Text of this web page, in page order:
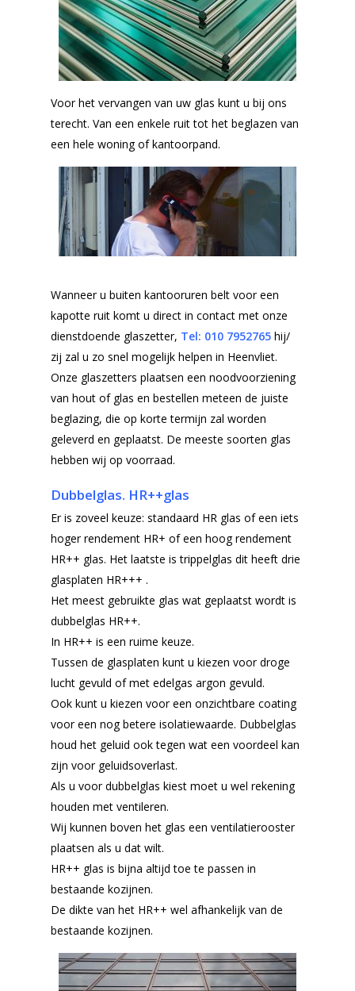
Voor het vervangen van uw glas kunt u bij ons
terecht. Van een enkele ruit tot het beglazen van
een hele woning of kantoorpand.
Wanneer u buiten kantooruren belt voor een
kapotte ruit komt u direct in contact met onze
dienstdoende glaszetter, Tel: 010 7952765 hij/
zij zal u zo snel mogelijk helpen in Heenvliet.
Onze glaszetters plaatsen een noodvoorziening
van hout of glas en bestellen meteen de juiste
beglazing, die op korte termijn zal worden
geleverd en geplaatst. De meeste soorten glas
hebben wij op voorraad.
Dubbelglas. HR++glas
Er is zoveel keuze: standaard HR glas of een iets
hoger rendement HR+ of een hoog rendement
HR++ glas. Het laatste is trippelglas dit heeft drie
glasplaten HR+++ .
Het meest gebruikte glas wat geplaatst wordt is
dubbelglas HR++.
In HR++ is een ruime keuze.
Tussen de glasplaten kunt u kiezen voor droge
lucht gevuld of met edelgas argon gevuld.
Ook kunt u kiezen voor een onzichtbare coating
voor een nog betere isolatiewaarde. Dubbelglas
houd het geluid ook tegen wat een voordeel kan
zijn voor geluidsoverlast.
Als u voor dubbelglas kiest moet u wel rekening
houden met ventileren.
Wij kunnen boven het glas een ventilatierooster
plaatsen als u dat wilt.
HR++ glas is bijna altijd toe te passen in
bestaande kozijnen.
De dikte van het HR++ wel afhankelijk van de
bestaande kozijnen.